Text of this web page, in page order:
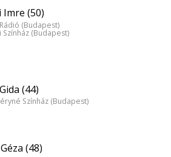
(50)
(Budapest)
Színház (Budapest)
(44)
Színház (Budapest)
(48)